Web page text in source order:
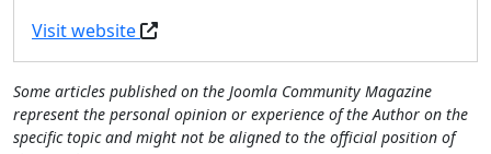
Visit website
Some articles published on the Joomla Community Magazine
represent the personal opinion or experience of the Author on the
specific topic and might not be aligned to the official position of